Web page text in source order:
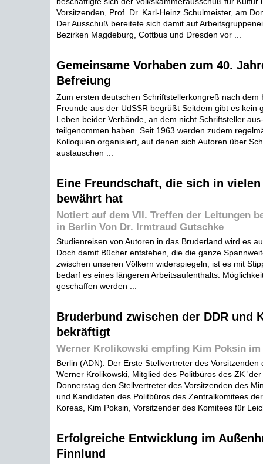
Vorsitzenden, Prof. Dr. Karl-Heinz Schulmeister, am
Der Ausschuß bereitete sich damit auf
Bezirken Magdeburg, Cottbus und Dresden vor ...
Gemeinsame Vorhaben zum 40.
Befreiung
Zum ersten deutschen Schriftstellerkongreß nach dem
Freunde aus der UdSSR begrüßt Seitdem gibt es kein
Leben beider Verbände, an dem nicht Schriftsteller
teilgenommen haben. Seit 1963 werden zudem
Kolloquien organisiert, auf denen sich Autoren über
austauschen ...
Eine Freundschaft, die sich in
bewährt hat
Notiert auf dem VII. Treffen der Leitungen
in Berlin Von Dr. Irmtraud Gutschke
Studienreisen von Autoren in das Bruderland wird es
Doch damit Bücher entstehen, die die ganze
zwischen unseren Völkern widerspiegeln, ist es mit
bedarf es eines längeren Arbeitsaufenthalts.
geschaffen werden ...
Bruderbund zwischen der DDR und
bekräftigt
Werner Krolikowski empfing Kim Poksin
Berlin (ADN). Der Erste Stellvertreter des Vorsitzenden
Werner Krolikowski, Mitglied des Politbüros des ZK
Donnerstag den Stellvertreter des Vorsitzenden des
und Kandidaten des Politbüros des Zentralkomitees
Koreas, Kim Poksin, Vorsitzender des Komitees für
Erfolgreiche Entwicklung im
Finnlund